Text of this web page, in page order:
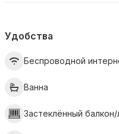
Удобства
Беспроводной
Ванна
Застеклённый